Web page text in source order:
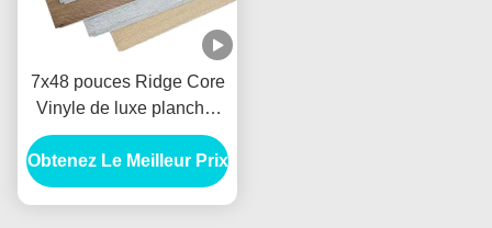
7x48 pouces Ridge Core
Vinyle de luxe plancher
étanche SPC plancher en
vinyle
Obtenez Le Meilleur Prix